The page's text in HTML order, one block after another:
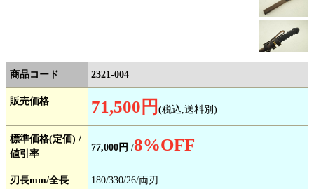
商品コード 2321-004
販売価格 71,500円 (税込,送料別)
標準価格(定価) /
値引率
77,000円 /8%OFF
刃長mm/全長
180/330/26/両刃